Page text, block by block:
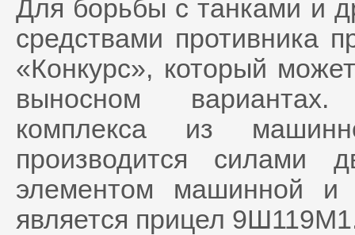
Для борьбы с танками и
средствами противника
«Конкурс», который
выносном вариантах.
комплекса из
производится силами
элементом машинной и
является прицел